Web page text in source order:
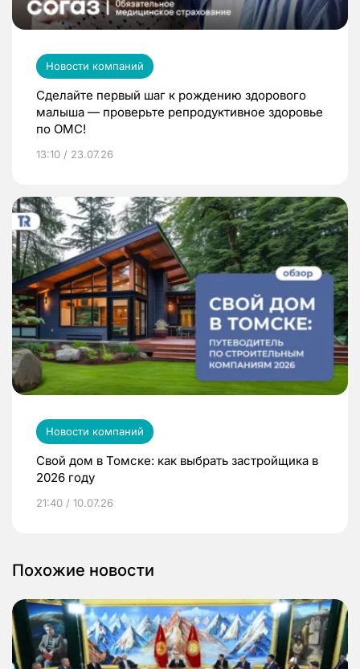
Новости компаний
Сделайте первый шаг к рождению здорового
малыша — проверьте репродуктивное здоровье
по ОМС!
13:10 / 23.07.26
Новости компаний
Свой дом в Томске: как выбрать застройщика в
2026 году
21:40 / 10.07.26
Похожие новости